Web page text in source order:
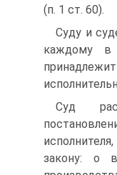
(п. 1 ст. 60).
Суду и
каждому в
Суд
закону: о